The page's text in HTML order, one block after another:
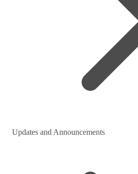
Updates and Announcements